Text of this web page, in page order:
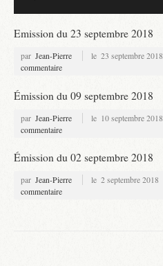
Emission du 23 septembre 2018
par Jean-Pierre le 23 septembre 2018
commentaire
Émission du 09 septembre 2018
par Jean-Pierre le 10 septembre 2018
commentaire
Émission du 02 septembre 2018
par Jean-Pierre le 2 septembre 2018
commentaire